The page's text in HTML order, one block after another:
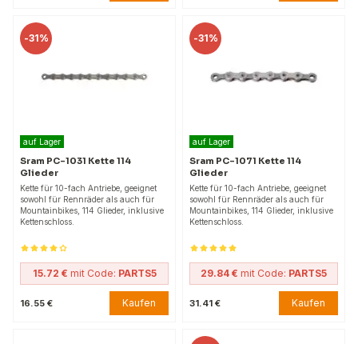
-31%
auf Lager
Sram PC-1031 Kette 114
Glieder
Kette für 10-fach Antriebe, geeignet
sowohl für Rennräder als auch für
Mountainbikes, 114 Glieder, inklusive
Kettenschloss.
15.72 € mit Code: PARTS5
16.55 € Kaufen
-31%
auf Lager
Sram PC-1071 Kette 114
Glieder
Kette für 10-fach Antriebe, geeignet
sowohl für Rennräder als auch für
Mountainbikes, 114 Glieder, inklusive
Kettenschloss.
29.84 € mit Code: PARTS5
31.41 € Kaufen